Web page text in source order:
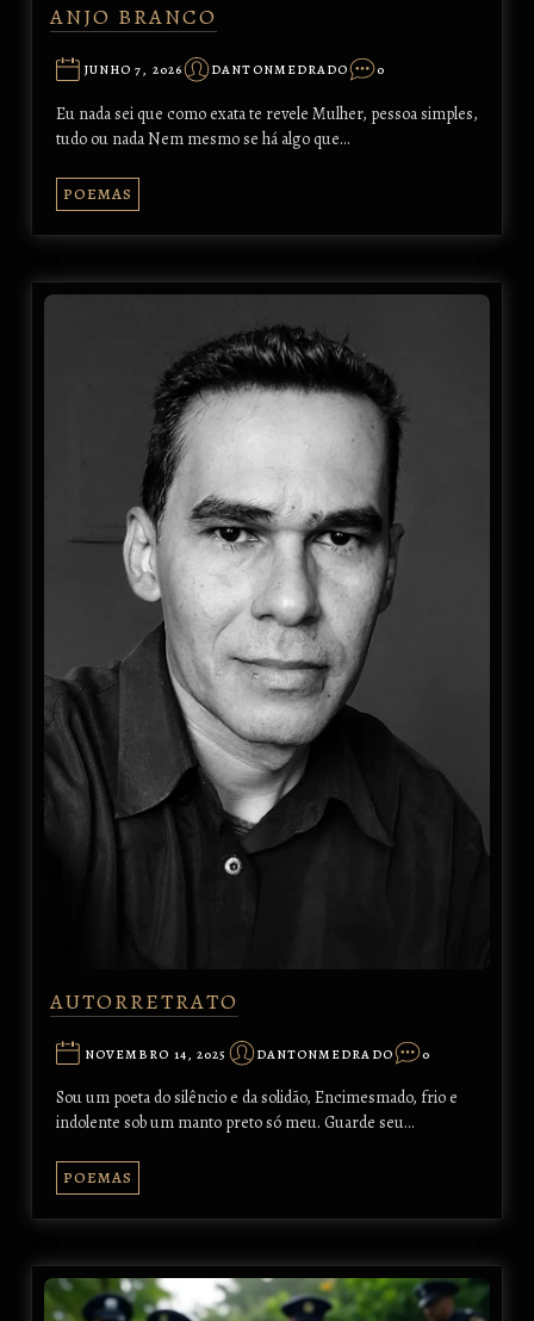
ANJO BRANCO
JUNHO 7, 2026 DANTONMEDRADO 0
Eu nada sei que como exata te revele Mulher, pessoa simples,
tudo ou nada Nem mesmo se há algo que…
POEMAS
AUTORRETRATO
NOVEMBRO 14, 2025 DANTONMEDRADO 0
Sou um poeta do silêncio e da solidão, Encimesmado, frio e
indolente sob um manto preto só meu. Guarde seu…
POEMAS